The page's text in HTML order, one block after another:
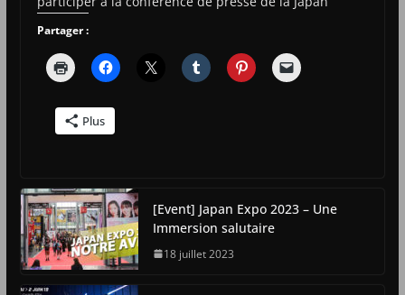
Partager :
Plus
[Event] Japan Expo 2023 – Une
Immersion salutaire
18 juillet 2023